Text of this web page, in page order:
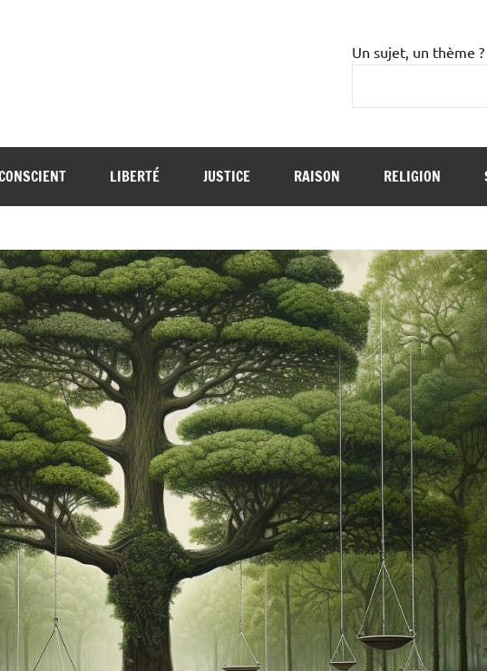
Un sujet, un thème ?
LIBERTÉ JUSTICE RAISON RELIGION